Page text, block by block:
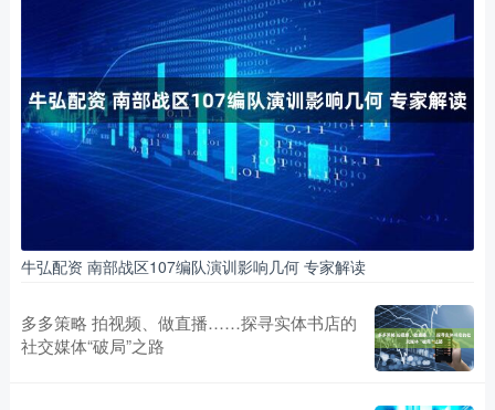
牛弘配资 南部战区107编队演训影响几何 专家解读
多多策略 拍视频、做直播……探寻实体书店的
社交媒体“破局”之路